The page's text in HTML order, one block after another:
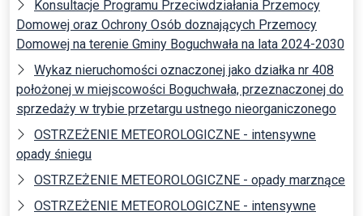
Konsultacje Programu Przeciwdziałania Przemocy
Domowej oraz Ochrony Osób doznających Przemocy
Domowej na terenie Gminy Boguchwała na lata 2024-2030
Wykaz nieruchomości oznaczonej jako działka nr 408
położonej w miejscowości Boguchwała, przeznaczonej do
sprzedaży w trybie przetargu ustnego nieorganiczonego
OSTRZEŻENIE METEOROLOGICZNE - intensywne
opady śniegu
OSTRZEŻENIE METEOROLOGICZNE - opady marznące
OSTRZEŻENIE METEOROLOGICZNE - intensywne